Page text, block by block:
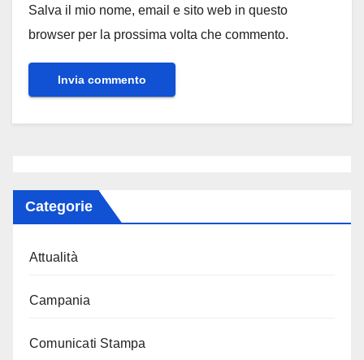
Salva il mio nome, email e sito web in questo
browser per la prossima volta che commento.
Categorie
Attualità
Campania
Comunicati Stampa